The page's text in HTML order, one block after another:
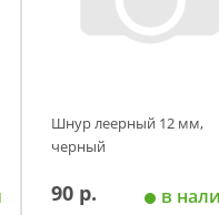
Шнур леерный 12 мм,
черный
90 р. в